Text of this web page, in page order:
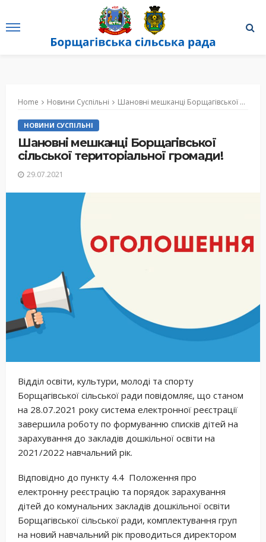
Home Новини Суспільні Шановні мешканці Борщагівської сільської територіальної громади!
НОВИНИ СУСПІЛЬНІ
Шановні мешканці Борщагівської
сільської територіальної громади!
29.07.2021
Відділ освіти, культури, молоді та спорту
Борщагівської сільської ради повідомляє, що станом
на 28.07.2021 року система електронної реєстрації
завершила роботу по формуванню списків дітей на
зарахування до закладів дошкільної освіти на
2021/2022 навчальний рік.
Відповідно до пункту 4.4 Положення про
електронну реєстрацію та порядок зарахування
дітей до комунальних закладів дошкільної освіти
Борщагівської сільської ради, комплектування груп
на новий навчальний рік проводиться директором